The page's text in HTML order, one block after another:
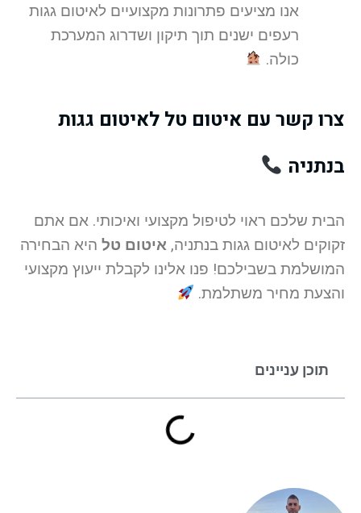
אנו מציעים פתרונות מקצועיים לאיטום גגות
רעפים ישנים תוך תיקון ושדרוג המערכת
כולה.
צרו קשר עם איטום טל לאיטום גגות
בנתניה
הבית שלכם ראוי לטיפול מקצועי ואיכותי. אם אתם
זקוקים לאיטום גגות בנתניה, איטום טל היא הבחירה
המושלמת בשבילכם! פנו אלינו לקבלת ייעוץ מקצועי
והצעת מחיר משתלמת.
תוכן עניינים